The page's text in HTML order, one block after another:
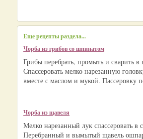
Еще рецепты раздела...
Чорба из грибов со шпинатом
Грибы перебрать, промыть и сварить в
Спассеровать мелко нарезанную
вместе с маслом и мукой. Пассеровку
Чорба из щавеля
Мелко нарезанный лук спассеровать в
Перебранный и вымытый щавель